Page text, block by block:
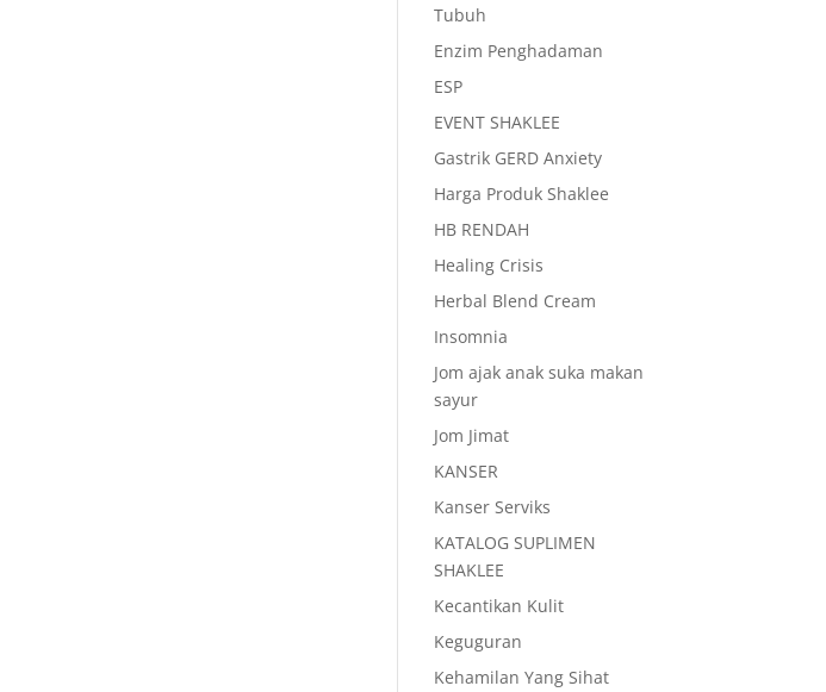
Tubuh
Enzim Penghadaman
ESP
EVENT SHAKLEE
Gastrik GERD Anxiety
Harga Produk Shaklee
HB RENDAH
Healing Crisis
Herbal Blend Cream
Insomnia
Jom ajak anak suka makan
sayur
Jom Jimat
KANSER
Kanser Serviks
KATALOG SUPLIMEN
SHAKLEE
Kecantikan Kulit
Keguguran
Kehamilan Yang Sihat